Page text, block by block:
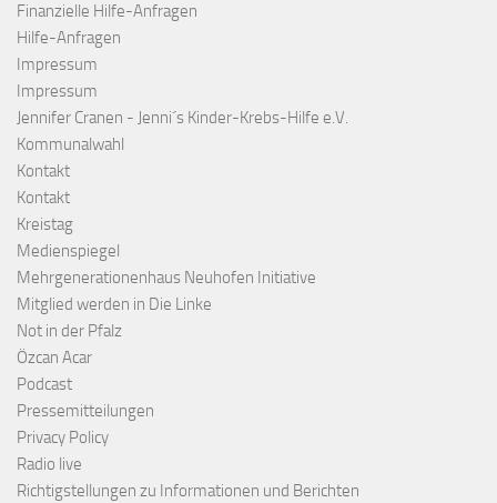
Finanzielle Hilfe-Anfragen
Hilfe-Anfragen
Impressum
Impressum
Jennifer Cranen - Jenni´s Kinder-Krebs-Hilfe e.V.
Kommunalwahl
Kontakt
Kontakt
Kreistag
Medienspiegel
Mehrgenerationenhaus Neuhofen Initiative
Mitglied werden in Die Linke
Not in der Pfalz
Özcan Acar
Podcast
Pressemitteilungen
Privacy Policy
Radio live
Richtigstellungen zu Informationen und Berichten